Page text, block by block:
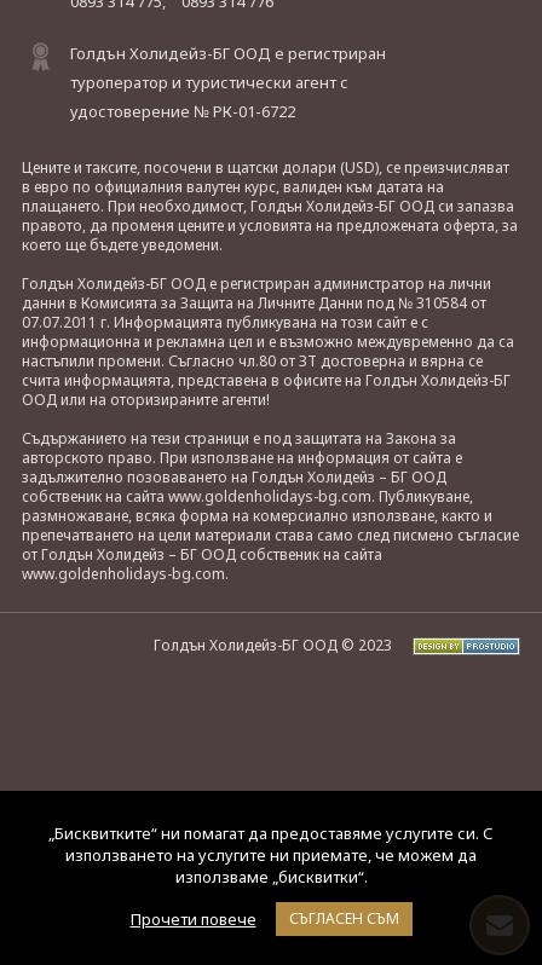
Голдън Холидейз-БГ ООД е регистриран
туроператор и туристически агент с
удостоверение № РК-01-6722
Цените и таксите, посочени в щатски долари (USD), се преизчисляват
в евро по официалния валутен курс, валиден към датата на
плащането. При необходимост, Голдън Холидейз-БГ ООД си запазва
правото, да променя цените и условията на предложената оферта, за
което ще бъдете уведомени.
Голдън Холидейз-БГ ООД е регистриран администратор на лични
данни в Комисията за Защита на Личните Данни под № 310584 от
07.07.2011 г. Информацията публикувана на този сайт е с
информационна и рекламна цел и е възможно междувременно да са
настъпили промени. Съгласно чл.80 от ЗТ достоверна и вярна се
счита информацията, представена в офисите на Голдън Холидейз-БГ
ООД или на оторизираните агенти!
Съдържанието на тези страници е под защитата на Закона за
авторското право. При използване на информация от сайта е
задължително позоваването на Голдън Холидейз – БГ ООД
собственик на сайта www.goldenholidays-bg.com. Публикуване,
размножаване, всяка форма на комерсиално използване, както и
препечатването на цели материали става само след писмено съгласие
от Голдън Холидейз – БГ ООД собственик на сайта
www.goldenholidays-bg.com.
Голдън Холидейз-БГ ООД © 2023
„Бисквитките“ ни помагат да предоставяме услугите си. С
използването на услугите ни приемате, че можем да
използваме „бисквитки“.
Прочети повече
СЪГЛАСЕН СЪМ